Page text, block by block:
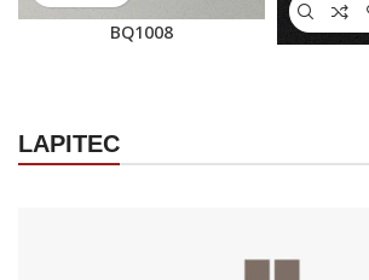
BQ1008
LAPITEC